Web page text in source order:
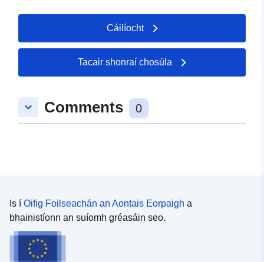
Cáilíocht
Tacair shonraí chosúla
keyboard_arrow_down Comments 0
Is í Oifig Foilseachán an Aontais Eorpaigh a
bhainistíonn an suíomh gréasáin seo.